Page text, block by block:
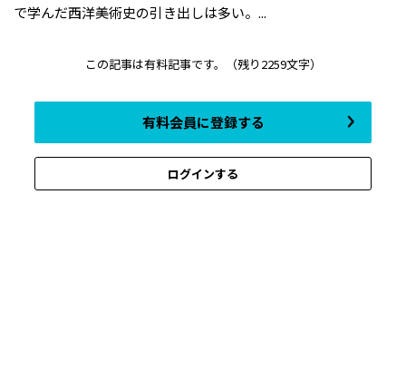
で学んだ西洋美術史の引き出しは多い。...
この記事は有料記事です。 （残り2259文字）
有料会員に登録する
ログインする